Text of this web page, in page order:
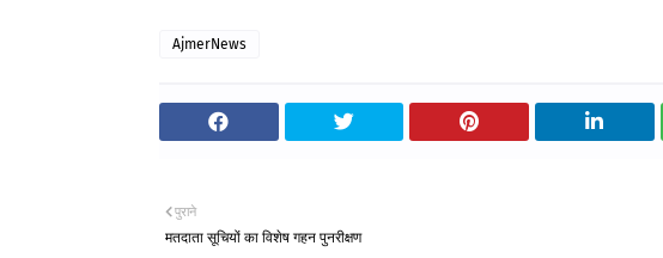
AjmerNews
पुराने
मतदाता सूचियों का विशेष गहन पुनरीक्षण